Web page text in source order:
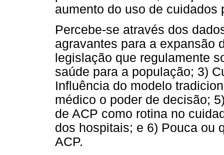
aumento do uso de cuidados
Percebe-se através dos
agravantes para a expansão
legislação que regulamente
saúde para a população; 3)
Influência do modelo
médico o poder de decisão;
de ACP como rotina no
dos hospitais; e 6) Pouca ou
ACP.